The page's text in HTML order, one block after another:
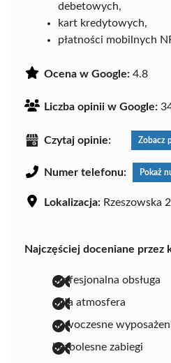
debetowych,
kart kredytowych,
płatności mobilnych
Ocena w Google: 4.8
Liczba opinii w Google:
Czytaj opinie: Zobacz
Numer telefonu: Pokaż
Lokalizacja: Rzeszowska
Najczęściej doceniane przez
profesjonalna obsługa
miła atmosfera
nowoczesne
bezbolesne zabiegi